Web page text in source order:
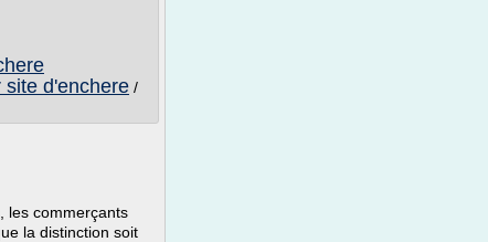
site d'enchere /
les commerçants
la distinction soit